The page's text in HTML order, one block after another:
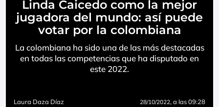
Linda Caicedo como la mejor
jugadora del mundo: así puede
votar por la colombiana
La colombiana ha sido una de las más destacadas
en todas las competencias que ha disputado en
este 2022.
Laura Daza Díaz 28/10/2022, a las 09:28